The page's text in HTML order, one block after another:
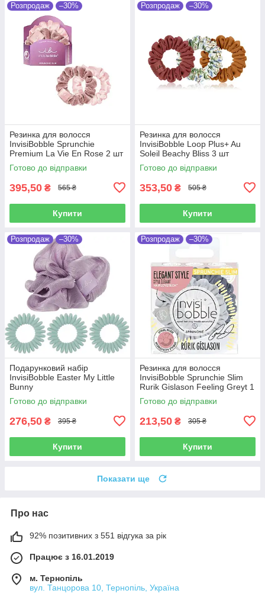
Розпродаж –30%
Резинка для волосся
InvisiBobble Sprunchie
Premium La Vie En Rose 2 шт
Готово до відправки
395,50 ₴ 565 ₴
Купити
Розпродаж –30%
Резинка для волосся
InvisiBobble Loop Plus+ Au
Soleil Beachy Bliss 3 шт
Готово до відправки
353,50 ₴ 505 ₴
Купити
Розпродаж –30%
Подарунковий набір
InvisiBobble Easter My Little
Bunny
Готово до відправки
276,50 ₴ 395 ₴
Купити
Розпродаж –30%
Резинка для волосся
InvisiBobble Sprunchie Slim
Rurik Gislason Feeling Greyt 1
шт
Готово до відправки
213,50 ₴ 305 ₴
Купити
Показати ще
Про нас
92% позитивних з 551 відгука за рік
Працює з 16.01.2019
м. Тернопіль
вул. Танцорова 10, Тернопіль, Україна